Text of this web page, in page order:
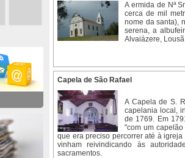
A ermida de Nª
cerca de mil
nome da santa),
serena, a
Alvaiázere,
Capela de São Rafael
A Capela de S.
capelania local,
de 1769. Em
"com um
que era preciso percorrer até à
vinham reivindicando às
sacramentos.